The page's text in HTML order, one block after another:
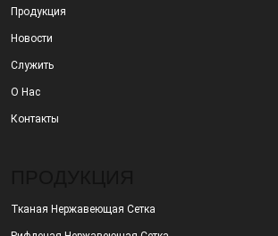
Продукция
Новости
Служить
О Нас
Контакты
Тканая Нержавеющая Сетка